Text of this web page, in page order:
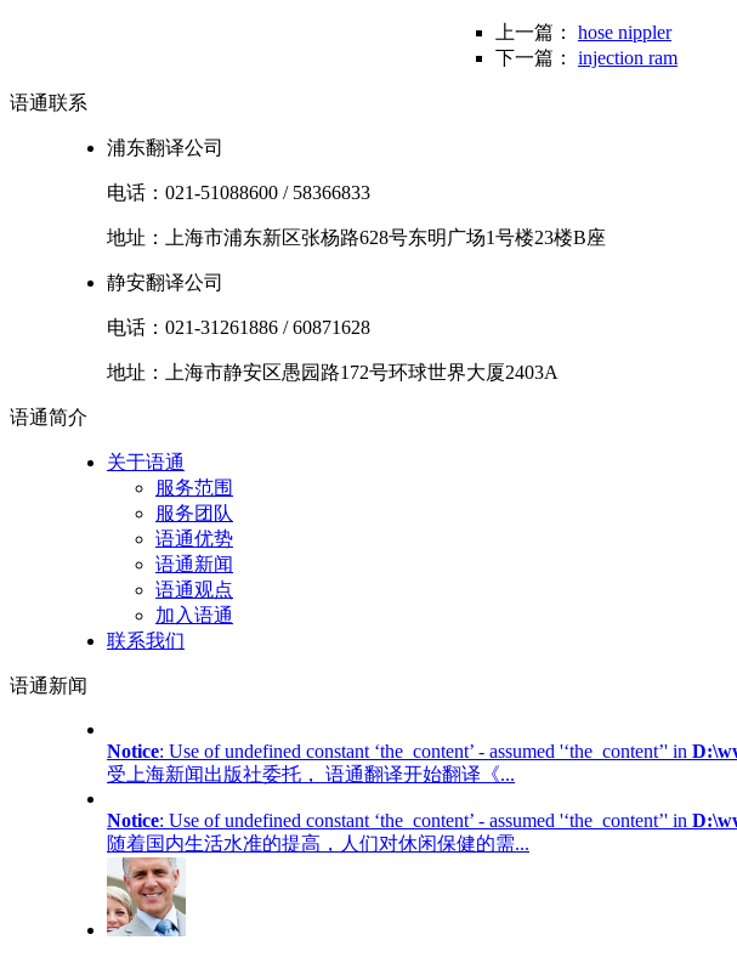
上一篇： hose nippler
下一篇： injection ram
语通联系
浦东翻译公司
电话： 021-51088600 / 58366833
地址： 上海市浦东新区张杨路628号东明广场1号楼23楼B座
静安翻译公司
电话： 021-31261886 /60871628
地址： 上海市静安区愚园路172号环球世界大厦2403A
语通简介
关于语通
服务范围
服务团队
语通优势
语通新闻
语通观点
加入语通
联系我们
语通新闻
Notice: Use of undefined constant ‘the_content’ - assumed '‘the_content’' in
受上海新闻出版社委托， 语通翻译开始翻译《...
Notice: Use of undefined constant ‘the_content’ - assumed '‘the_content’' in
随着国内生活水准的提高，人们对休闲保健的需...